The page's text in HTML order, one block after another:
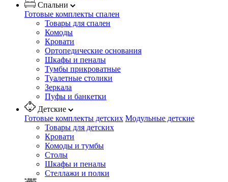
Спальни
Готовые комплекты спален
Товары для спален
Комоды
Кровати
Ортопедические основания
Шкафы и пеналы
Тумбы прикроватные
Туалетные столики
Зеркала
Пуфы и банкетки
Детские
Готовые комплекты детских Модульные детские
Товары для детских
Кровати
Комоды и тумбы
Столы
Шкафы и пеналы
Стеллажи и полки